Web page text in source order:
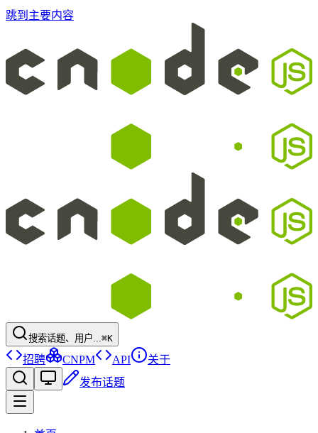
跳到主要内容
搜索话题、用户...⌘K
招聘 CNPM API
关于
发布话题